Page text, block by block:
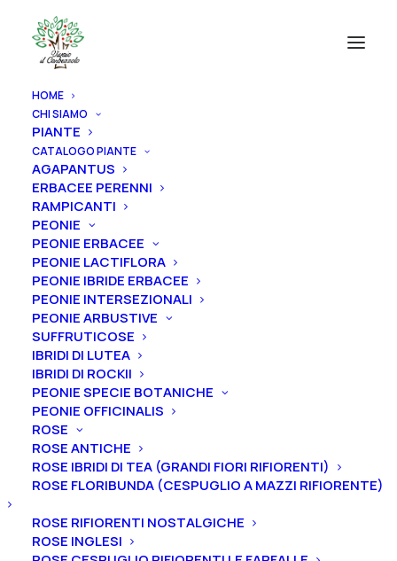
HOME
CHI SIAMO
PIANTE
CATALOGO PIANTE
AGAPANTUS
ERBACEE PERENNI
RAMPICANTI
PEONIE
PEONIE ERBACEE
PEONIE LACTIFLORA
PEONIE IBRIDE ERBACEE
PEONIE INTERSEZIONALI
PEONIE ARBUSTIVE
SUFFRUTICOSE
IBRIDI DI LUTEA
IBRIDI DI ROCKII
PEONIE SPECIE BOTANICHE
PEONIE OFFICINALIS
ROSE
ROSE ANTICHE
ROSE IBRIDI DI TEA (GRANDI FIORI RIFIORENTI)
ROSE FLORIBUNDA (CESPUGLIO A MAZZI RIFIORENTE)
ROSE RIFIORENTI NOSTALGICHE
ROSE INGLESI
Iris germanica “Wishful Thinking”